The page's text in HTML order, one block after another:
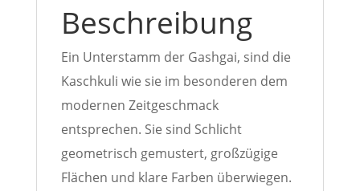
Beschreibung
Ein Unterstamm der Gashgai, sind die
Kaschkuli wie sie im besonderen dem
modernen Zeitgeschmack
entsprechen. Sie sind Schlicht
geometrisch gemustert, großzügige
Flächen und klare Farben überwiegen.